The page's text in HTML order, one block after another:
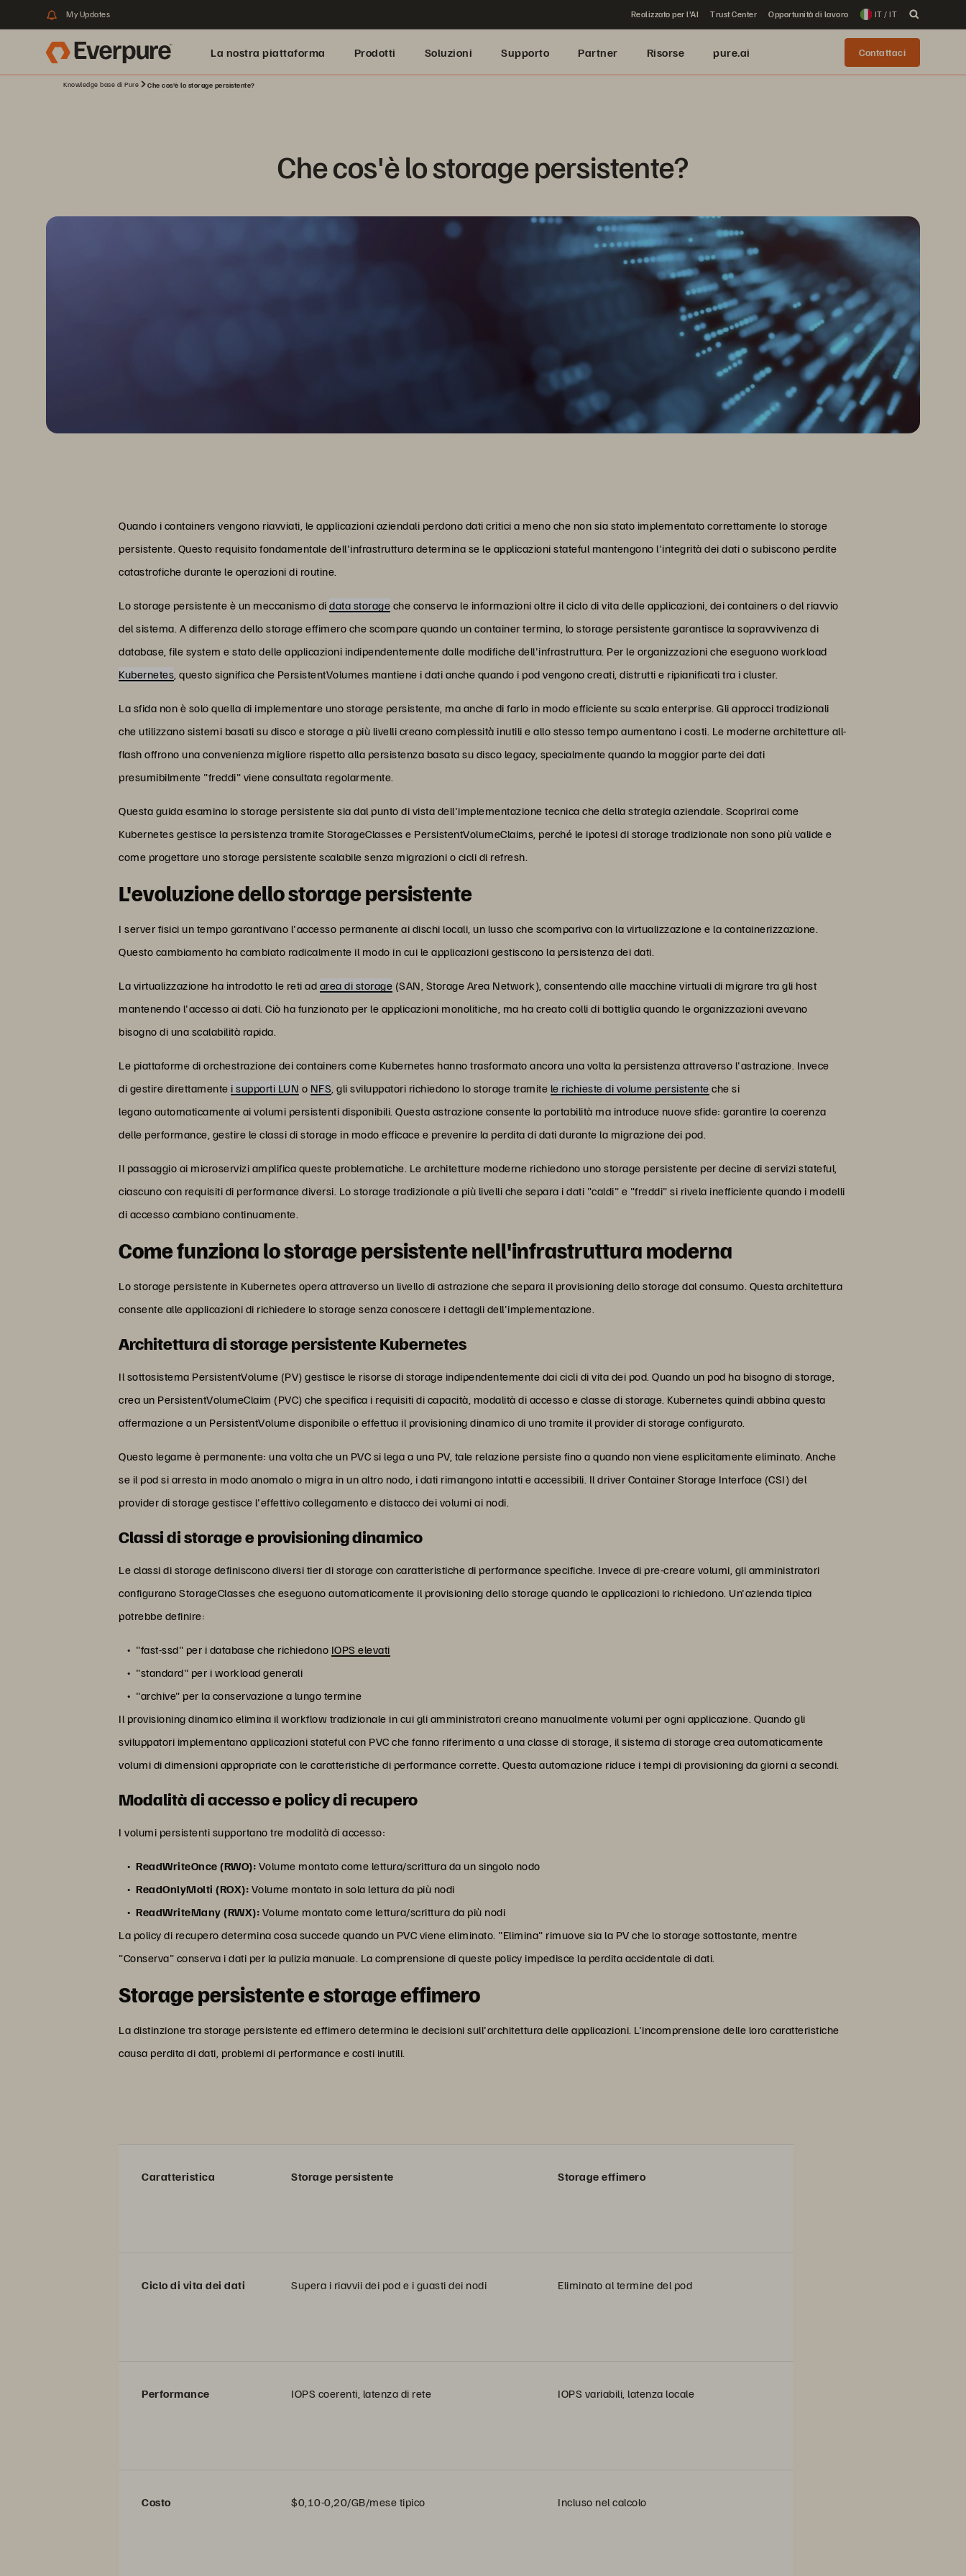
My Updates Realizzato per l'AI Trust Center Opportunità di lavoro IT / IT
La nostra piattaforma Prodotti Soluzioni Supporto Partner Risorse pure.ai Contattaci
Knowledge base di Pure Che cos'è lo storage persistente?
Che cos'è lo storage persistente?
Quando i containers vengono riavviati, le applicazioni aziendali perdono dati critici a meno che non sia stato implementato correttamente lo storage
persistente. Questo requisito fondamentale dell'infrastruttura determina se le applicazioni stateful mantengono l'integrità dei dati o subiscono perdite
catastrofiche durante le operazioni di routine.
Lo storage persistente è un meccanismo didata storage che conserva le informazioni oltre il ciclo di vita delle applicazioni, dei containers o del riavvio
del sistema. A differenza dello storage effimero che scompare quando un container termina, lo storage persistente garantisce la sopravvivenza di
database, file system e stato delle applicazioni indipendentemente dalle modifiche dell'infrastruttura. Per le organizzazioni che eseguono workload
Kubernetes , questo significa che PersistentVolumes mantiene i dati anche quando i pod vengono creati, distrutti e ripianificati tra i cluster.
La sfida non è solo quella di implementare uno storage persistente, ma anche di farlo in modo efficiente su scala enterprise. Gli approcci tradizionali
che utilizzano sistemi basati su disco e storage a più livelli creano complessità inutili e allo stesso tempo aumentano i costi. Le moderne architetture all-
flash offrono una convenienza migliore rispetto alla persistenza basata su disco legacy, specialmente quando la maggior parte dei dati
presumibilmente "freddi" viene consultata regolarmente.
Questa guida esamina lo storage persistente sia dal punto di vista dell'implementazione tecnica che della strategia aziendale. Scoprirai come
Kubernetes gestisce la persistenza tramite StorageClasses e PersistentVolumeClaims, perché le ipotesi di storage tradizionale non sono più valide e
come progettare uno storage persistente scalabile senza migrazioni o cicli di refresh.
L'evoluzione dello storage persistente
I server fisici un tempo garantivano l'accesso permanente ai dischi locali, un lusso che scompariva con la virtualizzazione e la containerizzazione.
Questo cambiamento ha cambiato radicalmente il modo in cui le applicazioni gestiscono la persistenza dei dati.
La virtualizzazione ha introdotto le reti ad area di storage (SAN, Storage Area Network), consentendo alle macchine virtuali di migrare tra gli host
mantenendo l'accesso ai dati. Ciò ha funzionato per le applicazioni monolitiche, ma ha creato colli di bottiglia quando le organizzazioni avevano
bisogno di una scalabilità rapida.
Le piattaforme di orchestrazione dei containers come Kubernetes hanno trasformato ancora una volta la persistenza attraverso l'astrazione. Invece
di gestire direttamente i supporti LUN o NFS , gli sviluppatori richiedono lo storage tramite le richieste di volume persistente che si
legano automaticamente ai volumi persistenti disponibili. Questa astrazione consente la portabilità ma introduce nuove sfide: garantire la coerenza
delle performance, gestire le classi di storage in modo efficace e prevenire la perdita di dati durante la migrazione dei pod.
Il passaggio ai microservizi amplifica queste problematiche. Le architetture moderne richiedono uno storage persistente per decine di servizi stateful,
ciascuno con requisiti di performance diversi. Lo storage tradizionale a più livelli che separa i dati "caldi" e "freddi" si rivela inefficiente quando i modelli
di accesso cambiano continuamente.
Come funziona lo storage persistente nell'infrastruttura moderna
Lo storage persistente in Kubernetes opera attraverso un livello di astrazione che separa il provisioning dello storage dal consumo. Questa architettura
consente alle applicazioni di richiedere lo storage senza conoscere i dettagli dell'implementazione.
Architettura di storage persistente Kubernetes
Il sottosistema PersistentVolume (PV) gestisce le risorse di storage indipendentemente dai cicli di vita dei pod. Quando un pod ha bisogno di storage,
crea un PersistentVolumeClaim (PVC) che specifica i requisiti di capacità, modalità di accesso e classe di storage. Kubernetes quindi abbina questa
affermazione a un PersistentVolume disponibile o effettua il provisioning dinamico di uno tramite il provider di storage configurato.
Questo legame è permanente: una volta che un PVC si lega a una PV, tale relazione persiste fino a quando non viene esplicitamente eliminato. Anche
se il pod si arresta in modo anomalo o migra in un altro nodo, i dati rimangono intatti e accessibili. Il driver Container Storage Interface (CSI) del
provider di storage gestisce l'effettivo collegamento e distacco dei volumi ai nodi.
Classi di storage e provisioning dinamico
Le classi di storage definiscono diversi tier di storage con caratteristiche di performance specifiche. Invece di pre-creare volumi, gli amministratori
configurano StorageClasses che eseguono automaticamente il provisioning dello storage quando le applicazioni lo richiedono. Un'azienda tipica
potrebbe definire:
"fast-ssd" per i database che richiedono IOPS elevati
"standard" per i workload generali
"archive" per la conservazione a lungo termine
Il provisioning dinamico elimina il workflow tradizionale in cui gli amministratori creano manualmente volumi per ogni applicazione. Quando gli
sviluppatori implementano applicazioni stateful con PVC che fanno riferimento a una classe di storage, il sistema di storage crea automaticamente
volumi di dimensioni appropriate con le caratteristiche di performance corrette. Questa automazione riduce i tempi di provisioning da giorni a secondi.
Modalità di accesso e policy di recupero
I volumi persistenti supportano tre modalità di accesso:
ReadWriteOnce (RWO): Volume montato come lettura/scrittura da un singolo nodo
ReadOnlyMolti (ROX): Volume montato in sola lettura da più nodi
ReadWriteMany (RWX): Volume montato come lettura/scrittura da più nodi
La policy di recupero determina cosa succede quando un PVC viene eliminato. "Elimina" rimuove sia la PV che lo storage sottostante, mentre
"Conserva" conserva i dati per la pulizia manuale. La comprensione di queste policy impedisce la perdita accidentale di dati.
Storage persistente e storage effimero
La distinzione tra storage persistente ed effimero determina le decisioni sull'architettura delle applicazioni. L'incomprensione delle loro caratteristiche
causa perdita di dati, problemi di performance e costi inutili.
Caratteristica Storage persistente Storage effimero
Ciclo di vita dei dati Supera i riavvii dei pod e i guasti dei nodi Eliminato al termine del pod
Performance IOPS coerenti, latenza di rete IOPS variabili, latenza locale
Costo $0,10-0,20/GB/mese tipico Incluso nel calcolo